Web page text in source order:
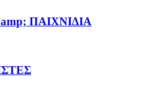
ΠΑΙΧΝΙΔΙΑ